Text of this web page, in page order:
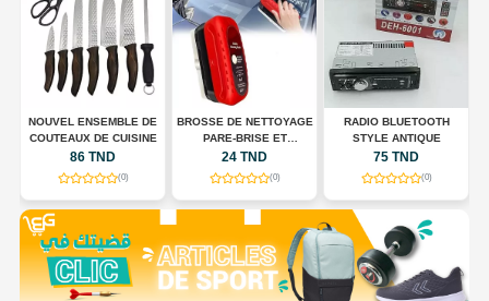
NOUVEL ENSEMBLE DE
COUTEAUX DE CUISINE
86 TND
(0)
BROSSE DE NETTOYAGE
PARE-BRISE ET
RÉTROVISEURS
24 TND
(0)
RADIO BLUETOOTH
STYLE ANTIQUE
75 TND
(0)